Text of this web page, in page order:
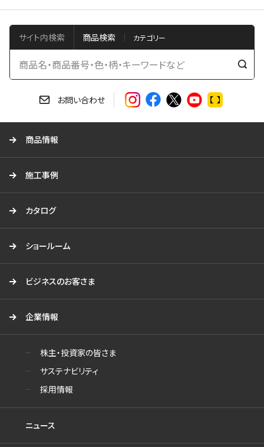
サイト内検索 商品検索
検
お問い合わせ
商品情報
施工事例
カタログ
ショールーム
ビジネスのお客さま
企業情報
株主・投資家の皆さま
サステナビリティ
採用情報
ニュース